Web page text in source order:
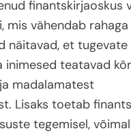
finantskirjaoskus
mis vähendab
näitavad, et tugevate
inimesed teatavad
madalamatest
Lisaks toetab
tegemisel,